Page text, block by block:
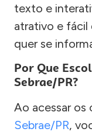
texto e
atrativo e fácil
quer se
Por Que
Sebrae/PR?
Ao acessar
Sebrae/PR,